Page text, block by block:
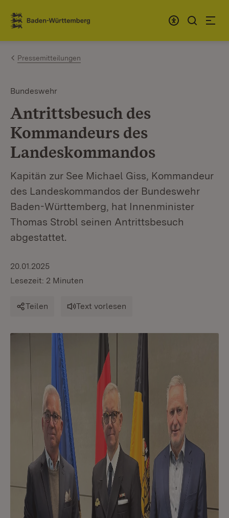
Zum Inhalt springen
Link zur Startseite
Pressemitteilungen
Bundeswehr
Antrittsbesuch des
Kommandeurs des
Landeskommandos
Kapitän zur See Michael Giss, Kommandeur
des Landeskommandos der Bundeswehr
Baden-Württemberg, hat Innenminister
Thomas Strobl seinen Antrittsbesuch
abgestattet.
20.01.2025
Lesezeit: 2 Minuten
Teilen Text vorlesen